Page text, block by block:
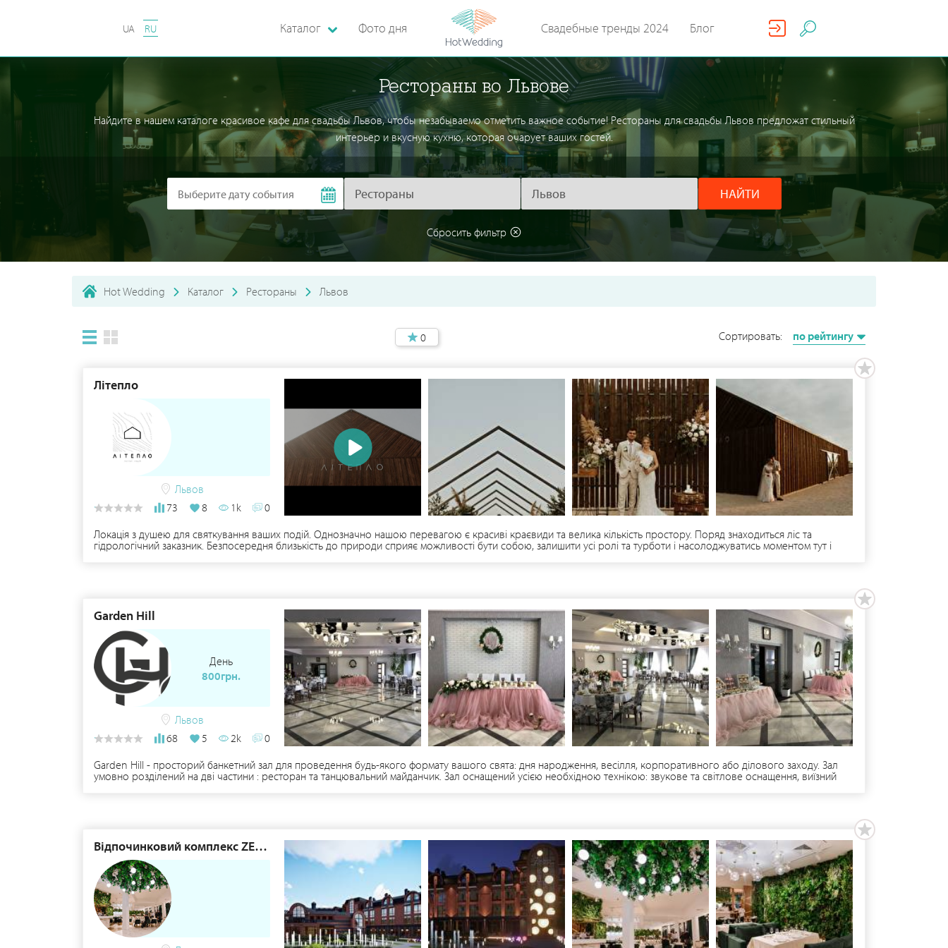
UA RU Каталог Фото дня Свадебные тренды 2024 Блог
Рестораны во Львове
Найдите в нашем каталоге красивое кафе для свадьбы Львов, чтобы незабываемо отметить важное событие! Рестораны для свадьбы Львов предложат стильный
интерьер и вкусную кухню, которая очарует ваших гостей.
НАЙТИ
Сбросить фильтр
Hot Wedding Каталог Рестораны Львов
0 Сортировать: по рейтингу
Літепло
Львов
73
8 1k
0
Локація з душею для святкування ваших подій. Однозначно нашою перевагою є красиві краєвиди та велика кількість простору. Поряд знаходиться ліс та
гідрологічний заказник. Безпосередня близькість до природи сприяє можливості бути собою, залишити усі ролі та турботи і насолоджуватись моментом тут і
Garden Hill
День
800грн.
Львов
68
5 2k
0
Garden Hill - просторий банкетний зал для проведення будь-якого формату вашого свята: дня народження, весілля, корпоративного або ділового заходу. Зал
умовно розділений на дві частини : ресторан та танцювальний майданчик. Зал оснащений усією необхідною технікою: звукове та світлове оснащення, виїзний
Відпочинковий комплекс ZEFIR